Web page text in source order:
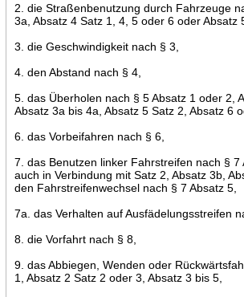
2. die Straßenbenutzung durch Fahrzeuge
3a, Absatz 4 Satz 1, 4, 5 oder 6 oder Absatz
3. die Geschwindigkeit nach § 3,
4. den Abstand nach § 4,
5. das Überholen nach § 5 Absatz 1 oder 2,
Absatz 3a bis 4a, Absatz 5 Satz 2, Absatz 6
6. das Vorbeifahren nach § 6,
7. das Benutzen linker Fahrstreifen nach § 7
auch in Verbindung mit Satz 2, Absatz 3b,
den Fahrstreifenwechsel nach § 7 Absatz 5,
7a. das Verhalten auf Ausfädelungsstreifen
8. die Vorfahrt nach § 8,
9. das Abbiegen, Wenden oder
1, Absatz 2 Satz 2 oder 3, Absatz 3 bis 5,